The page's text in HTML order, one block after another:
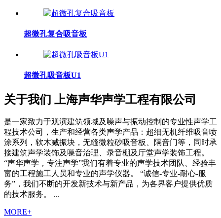
超微孔复合吸音板
超微孔吸音板U1
关于我们 上海声华声学工程有限公司
是一家致力于观演建筑领域及噪声与振动控制的专业性声学工
程技术公司，生产和经营各类声学产品：超细无机纤维吸音喷
涂系列，软木减振块，无缝微粒砂吸音板、隔音门等，同时承
接建筑声学装饰及噪音治理、录音棚及厅堂声学装饰工程。
“声华声学，专注声学”我们有着专业的声学技术团队、经验丰
富的工程施工人员和专业的声学仪器。 “诚信-专业-耐心-服
务”，我们不断的开发新技术与新产品，为各界客户提供优质
的技术服务。 ...
MORE+